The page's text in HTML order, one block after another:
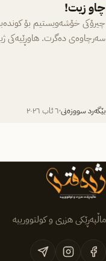
چاو زیت!
چیرۆکی خۆشەویستیم بۆ
سەرچاوەی دەگرت. هاوڕێیەکی
بێگەرد سووزەنی ٦ ئاب ٢٠٢٦
ماڵپەڕێکی هزری و کولتوورییە